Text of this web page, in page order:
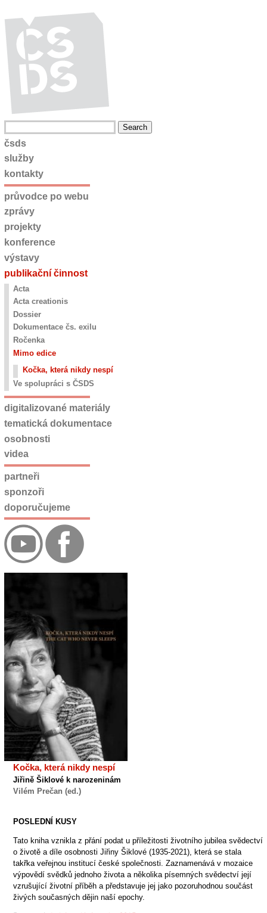
Kočka, která nikdy nespí
Jiřině Šiklové k narozeninám
Vilém Prečan (ed.)
POSLEDNÍ KUSY
Tato kniha vznikla z přání podat u příležitosti životního jubilea svědectví
o životě a díle osobnosti Jiřiny Šiklové (1935-2021), která se stala
takřka veřejnou institucí české společnosti. Zaznamenává v mozaice
výpovědí svědků jednoho života a několika písemných svědectví její
vzrušující životní příběh a představuje jej jako pozoruhodnou součást
živých současných dějin naší epochy.
čsds
služby
kontakty
průvodce po webu
zprávy
projekty
konference
výstavy
publikační činnost
Acta
Acta creationis
Dossier
Dokumentace čs. exilu
Ročenka
Mimo edice
Kočka, která nikdy nespí
Ve spolupráci s ČSDS
digitalizované materiály
tematická dokumentace
osobnosti
videa
partneři
sponzoři
doporučujeme